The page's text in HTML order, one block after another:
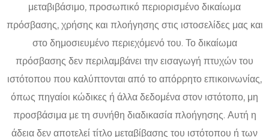
μεταβιβάσιμο, προσωπικό περιορισμένο δικαίωμα
πρόσβασης, χρήσης και πλοήγησης στις ιστοσελίδες μας και
στο δημοσιευμένο περιεχόμενό του. Το δικαίωμα
πρόσβασης δεν περιλαμβάνει την εισαγωγή πτυχών του
ιστότοπου που καλύπτονται από το απόρρητο επικοινωνίας,
όπως πηγαίοι κώδικες ή άλλα δεδομένα στον ιστότοπο, μη
προσβάσιμα με τη συνήθη διαδικασία πλοήγησης. Αυτή η
άδεια δεν αποτελεί τίτλο μεταβίβασης του ιστότοπου ή των